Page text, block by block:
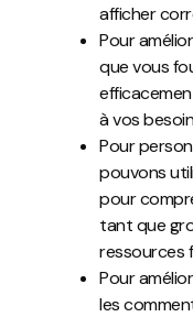
afficher
Pour
que vous
à vos
Pour
pouvons
pour
tant que
ressources
Pour
les